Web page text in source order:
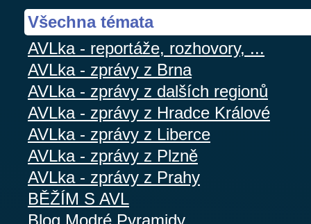
Všechna témata
AVLka - reportáže, rozhovory, ...
AVLka - zprávy z Brna
AVLka - zprávy z dalších regionů
AVLka - zprávy z Hradce Králové
AVLka - zprávy z Liberce
AVLka - zprávy z Plzně
AVLka - zprávy z Prahy
BĚŽÍM S AVL
Blog Modré Pyramidy